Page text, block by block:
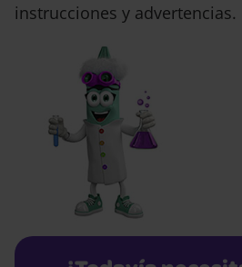
instrucciones y advertencias.